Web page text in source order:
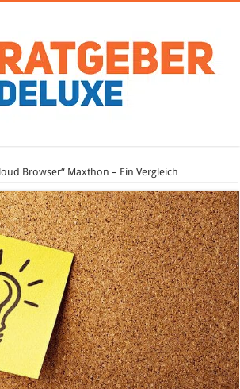
Browser“ Maxthon – Ein Vergleich